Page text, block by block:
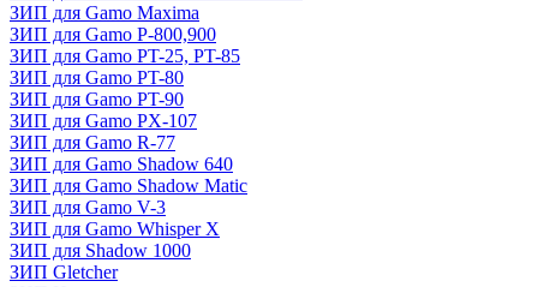
ЗИП для Gamo Maxima
ЗИП для Gamo P-800,900
ЗИП для Gamo PT-25, PT-85
ЗИП для Gamo PT-80
ЗИП для Gamo PT-90
ЗИП для Gamo PX-107
ЗИП для Gamo R-77
ЗИП для Gamo Shadow 640
ЗИП для Gamo Shadow Matic
ЗИП для Gamo V-3
ЗИП для Gamo Whisper X
ЗИП для Shadow 1000
ЗИП Gletcher